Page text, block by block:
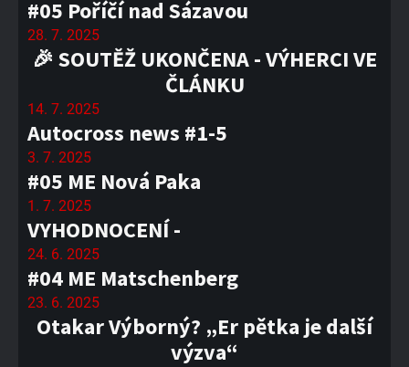
#05 Poříčí nad Sázavou
28. 7. 2025
🎉 SOUTĚŽ UKONČENA - VÝHERCI VE
ČLÁNKU
14. 7. 2025
Autocross news #1-5
3. 7. 2025
#05 ME Nová Paka
1. 7. 2025
VYHODNOCENÍ -
24. 6. 2025
#04 ME Matschenberg
23. 6. 2025
Otakar Výborný? „Er pětka je další
výzva“